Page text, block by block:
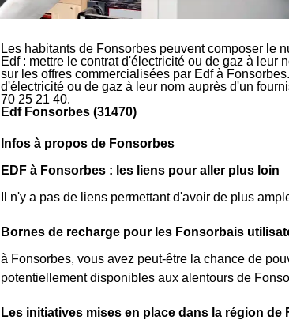
Les habitants de Fonsorbes peuvent composer le
Edf : mettre le contrat d'électricité ou de gaz à leur
sur les offres commercialisées par Edf à
d'électricité ou de gaz à leur nom auprès d'un
70 25 21 40.
Edf Fonsorbes (31470)
Infos à propos de Fonsorbes
EDF à Fonsorbes : les liens pour aller plus loin
Il n'y a pas de liens permettant d'avoir de plus
Bornes de recharge pour les Fonsorbais
à Fonsorbes, vous avez peut-être la chance de
potentiellement disponibles aux alentours de
Les initiatives mises en place dans la région de